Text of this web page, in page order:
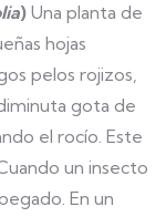
) Una planta de
hojas
pelos rojizos,
gota de
el rocío. Este
un insecto
En un